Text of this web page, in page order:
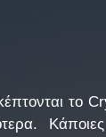
το